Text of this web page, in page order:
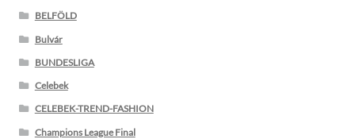
BELFÖLD
Bulvár
BUNDESLIGA
Celebek
CELEBEK-TREND-FASHION
Champions League Final